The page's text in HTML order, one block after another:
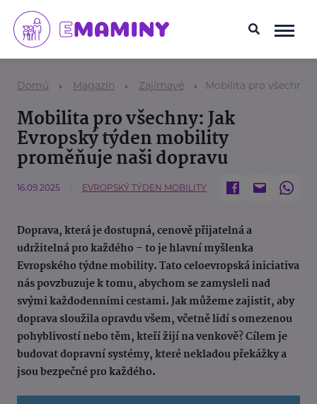
Domů Magazín Zajímavé Mobilita pro všechny:
Mobilita pro všechny: Jak
Evropský týden mobility
proměňuje naši dopravu
16.09.2025 EVROPSKÝ TÝDEN MOBILITY
Doprava, která je dostupná, cenově přijatelná a
udržitelná pro každého – to je hlavní myšlenka
Evropského týdne mobility. Tato celoevropská iniciativa
nás povzbuzuje k tomu, abychom se zamysleli nad
svými každodenními cestami. Jak můžeme zajistit, aby
doprava sloužila opravdu všem, včetně lidí s omezenou
pohyblivostí nebo těm, kteří žijí na venkově? Cílem je
budovat dopravní systémy, které nekladou překážky a
jsou bezpečné pro každého.